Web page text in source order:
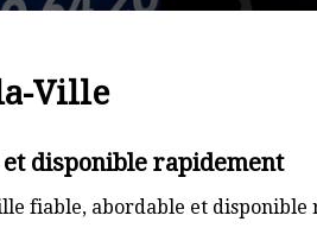
Ville
disponible rapidement
fiable, abordable et